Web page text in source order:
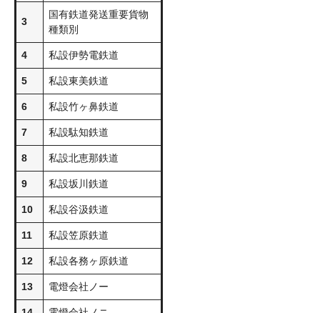
3
国有鉄道発送重要貨物
種類別
4 私設伊勢電鉄道
5 私設東美鉄道
6 私設竹ヶ鼻鉄道
7 私設駄知鉄道
8 私設北恵那鉄道
9 私設坂川鉄道
10 私設谷汲鉄道
11 私設笠原鉄道
12 私設各務ヶ原鉄道
13 電燈会社ノー